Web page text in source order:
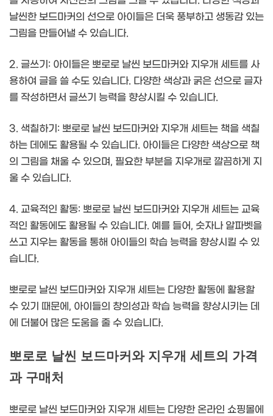
날씬한 보드마커의 선으로 아이들은 더욱 풍부하고 생동감 있는
그림을 만들어낼 수 있습니다.
2. 글쓰기: 아이들은 뽀로로 날씬 보드마커와 지우개 세트를 사
용하여 글을 쓸 수도 있습니다. 다양한 색상과 굵은 선으로 글자
를 작성하면서 글쓰기 능력을 향상시킬 수 있습니다.
3. 색칠하기: 뽀로로 날씬 보드마커와 지우개 세트는 책을 색칠
하는 데에도 활용될 수 있습니다. 아이들은 다양한 색상으로 책
의 그림을 채울 수 있으며, 필요한 부분을 지우개로 깔끔하게 지
울 수 있습니다.
4. 교육적인 활동: 뽀로로 날씬 보드마커와 지우개 세트는 교육
적인 활동에도 활용될 수 있습니다. 예를 들어, 숫자나 알파벳을
쓰고 지우는 활동을 통해 아이들의 학습 능력을 향상시킬 수 있
습니다.
뽀로로 날씬 보드마커와 지우개 세트는 다양한 활동에 활용할
수 있기 때문에, 아이들의 창의성과 학습 능력을 향상시키는 데
에 더불어 많은 도움을 줄 수 있습니다.
뽀로로 날씬 보드마커와 지우개 세트의 가격
과 구매처
뽀로로 날씬 보드마커와 지우개 세트는 다양한 온라인 쇼핑몰에